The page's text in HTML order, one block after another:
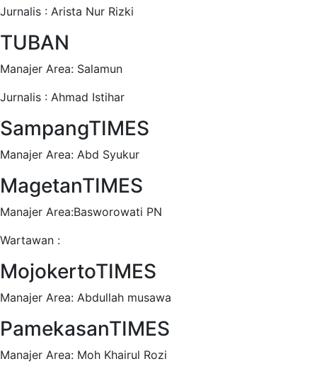
Jurnalis : Arista Nur Rizki
TUBAN
Manajer Area: Salamun
Jurnalis : Ahmad Istihar
SampangTIMES
Manajer Area: Abd Syukur
MagetanTIMES
Manajer Area:Basworowati PN
Wartawan :
MojokertoTIMES
Manajer Area: Abdullah musawa
PamekasanTIMES
Manajer Area: Moh Khairul Rozi